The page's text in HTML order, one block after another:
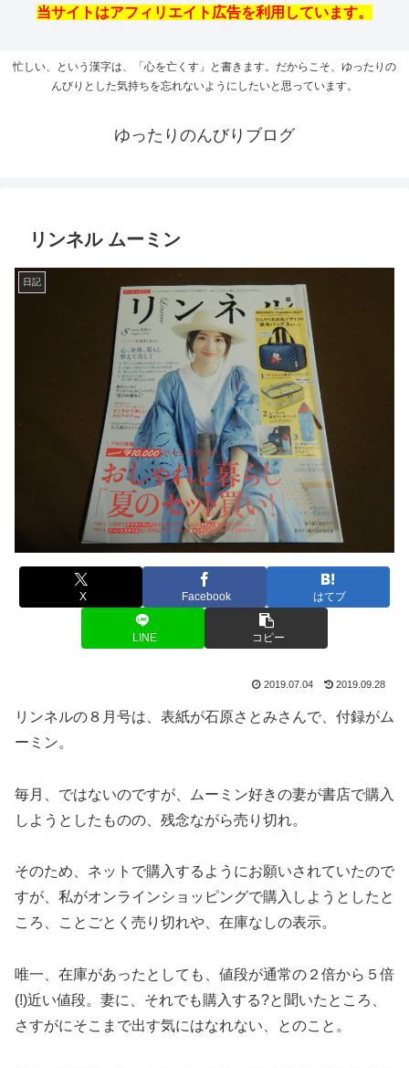
当サイトはアフィリエイト広告を利用しています。
忙しい、という漢字は、「心を亡くす」と書きます。だからこそ、ゆったりの
んびりとした気持ちを忘れないようにしたいと思っています。
ゆったりのんびりブログ
リンネル ムーミン
日記
X Facebook はてブ
LINE コピー
2019.07.04 2019.09.28
リンネルの８月号は、表紙が石原さとみさんで、付録がム
ーミン。
毎月、ではないのですが、ムーミン好きの妻が書店で購入
しようとしたものの、残念ながら売り切れ。
そのため、ネットで購入するようにお願いされていたので
すが、私がオンラインショッピングで購入しようとしたと
ころ、ことごとく売り切れや、在庫なしの表示。
唯一、在庫があったとしても、値段が通常の２倍から５倍
(!)近い値段。妻に、それでも購入する?と聞いたところ、
さすがにそこまで出す気にはなれない、とのこと。